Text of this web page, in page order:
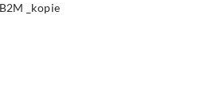
_kopie